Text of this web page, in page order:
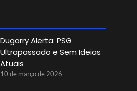
Dugarry Alerta: PSG
Ultrapassado e Sem Ideias
Atuais
10 de março de 2026